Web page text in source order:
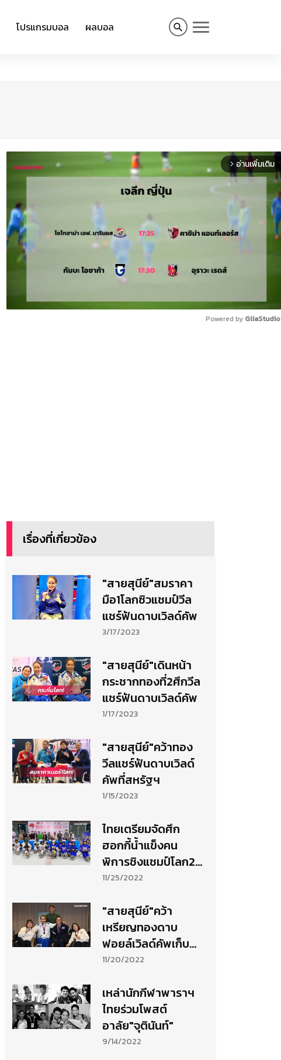
โปรแกรมบอล ผลบอล
arrow_forward_ios อ่านเพิ่มเติม
Powered by
เรื่องที่เกี่ยวข้อง
"สายสุนีย์"สมราคา
มือ1โลกซิวแชมป์วีล
แชร์ฟันดาบเวิลด์คัพ
3/17/2023
"สายสุนีย์"เดินหน้า
กระชากทองที่2ศึกวีล
แชร์ฟันดาบเวิลด์คัพ
1/17/2023
"สายสุนีย์"คว้าทอง
วีลแชร์ฟันดาบเวิลด์
คัพที่สหรัฐฯ
1/15/2023
ไทยเตรียมจัดศึก
ฮอกกี้น้ำแข็งคน
พิการชิงแชมป์โลก2-
12 ธ.ค.นี้
11/25/2022
"สายสุนีย์"คว้า
เหรียญทองดาบ
ฟอยล์เวิลด์คัพเก็บ
คะแนนลุยอลป.2024
11/20/2022
เหล่านักกีฬาพาราฯ
ไทยร่วมโพสต์
อาลัย"จุตินันท์"
9/14/2022